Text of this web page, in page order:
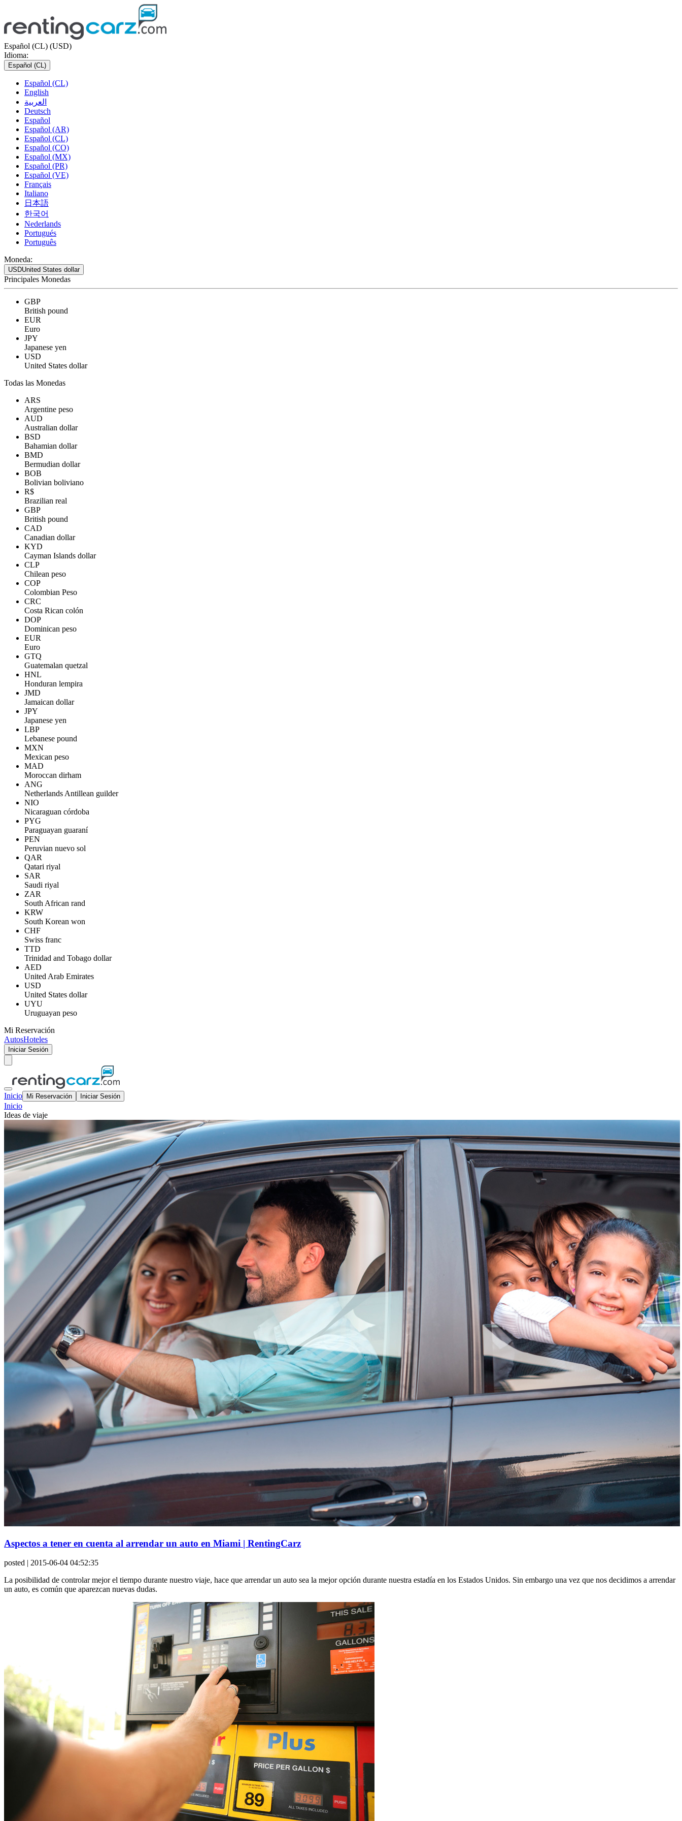
Español (CL) (USD)
Idioma:
Español (CL)
Español (CL)
English
العربية
Deutsch
Español
Español (AR)
Español (CL)
Español (CO)
Español (MX)
Español (PR)
Español (VE)
Français
Italiano
日本語
한국어
Nederlands
Portugués
Português
Moneda:
USDUnited States dollar
Principales Monedas
GBP
British pound
EUR
Euro
JPY
Japanese yen
USD
United States dollar
Todas las Monedas
ARS
Argentine peso
AUD
Australian dollar
BSD
Bahamian dollar
BMD
Bermudian dollar
BOB
Bolivian boliviano
R$
Brazilian real
GBP
British pound
CAD
Canadian dollar
KYD
Cayman Islands dollar
CLP
Chilean peso
COP
Colombian Peso
CRC
Costa Rican colón
DOP
Dominican peso
EUR
Euro
GTQ
Guatemalan quetzal
HNL
Honduran lempira
JMD
Jamaican dollar
JPY
Japanese yen
LBP
Lebanese pound
MXN
Mexican peso
MAD
Moroccan dirham
ANG
Netherlands Antillean guilder
NIO
Nicaraguan córdoba
PYG
Paraguayan guaraní
PEN
Peruvian nuevo sol
QAR
Qatari riyal
SAR
Saudi riyal
ZAR
South African rand
KRW
South Korean won
CHF
Swiss franc
TTD
Trinidad and Tobago dollar
AED
United Arab Emirates
USD
United States dollar
UYU
Uruguayan peso
Mi Reservación
AutosHoteles
Iniciar Sesión
Inicio Mi Reservación Iniciar Sesión
Inicio
Ideas de viaje
Aspectos a tener en cuenta al arrendar un auto en Miami | RentingCarz
posted | 2015-06-04 04:52:35
La posibilidad de controlar mejor el tiempo durante nuestro viaje, hace que arrendar un auto sea la mejor opción durante nuestra estadía en los Estados Unidos. Sin embargo una vez que nos decidimos a arrendar
un auto, es común que aparezcan nuevas dudas.